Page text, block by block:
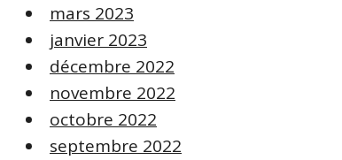
mars 2023
janvier 2023
décembre 2022
novembre 2022
octobre 2022
septembre 2022